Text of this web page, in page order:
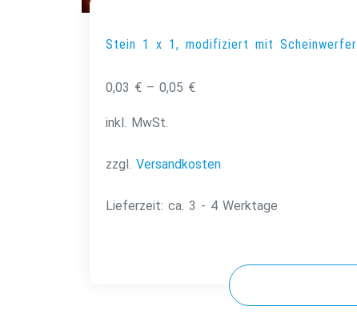
Stein 1 x 1, modifiziert mit Scheinwerfer
0,03 € –0,05 €
inkl. MwSt.
zzgl.Versandkosten
Lieferzeit:ca. 3 - 4 Werktage